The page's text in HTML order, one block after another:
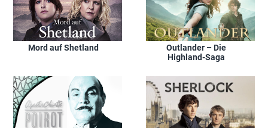
Mord auf Shetland
Outlander – Die
Highland-Saga